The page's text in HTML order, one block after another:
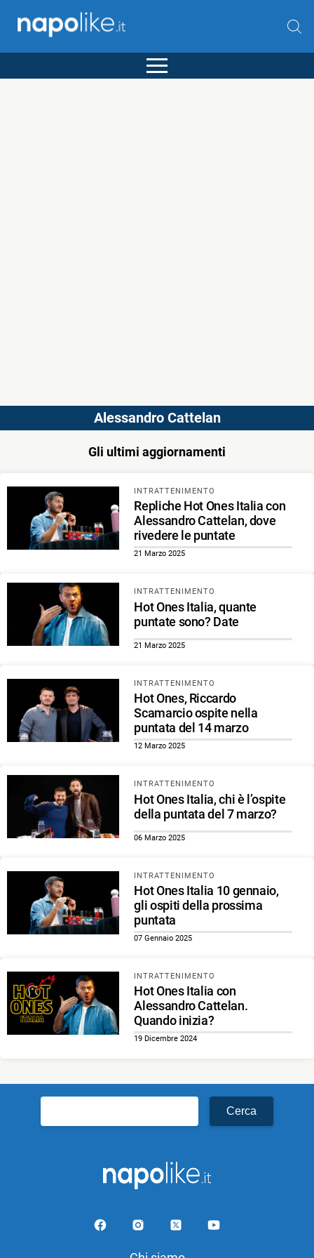
Alessandro Cattelan
Gli ultimi aggiornamenti
INTRATTENIMENTO
Repliche Hot Ones Italia con
Alessandro Cattelan, dove
rivedere le puntate
21 Marzo 2025
INTRATTENIMENTO
Hot Ones Italia, quante
puntate sono? Date
21 Marzo 2025
INTRATTENIMENTO
Hot Ones, Riccardo
Scamarcio ospite nella
puntata del 14 marzo
12 Marzo 2025
INTRATTENIMENTO
Hot Ones Italia, chi è l’ospite
della puntata del 7 marzo?
06 Marzo 2025
INTRATTENIMENTO
Hot Ones Italia 10 gennaio,
gli ospiti della prossima
puntata
07 Gennaio 2025
INTRATTENIMENTO
Hot Ones Italia con
Alessandro Cattelan.
Quando inizia?
19 Dicembre 2024
per: